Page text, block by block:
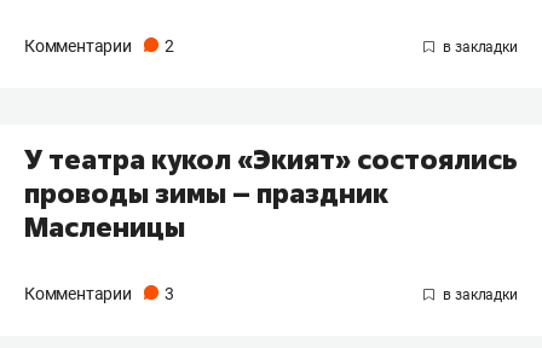
Комментарии 2
У театра кукол «Экият» состоялись
проводы зимы – праздник
Масленицы
Комментарии 3